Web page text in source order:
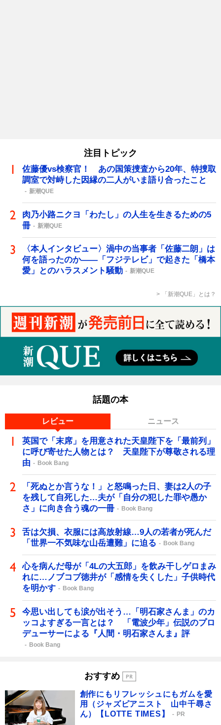
注目トピック
佐藤優vs検察官！ あの国策捜査から20年、特捜取
調室で対峙した因縁の二人がいま語り合ったこと
新潮QUE
肉乃小路ニクヨ「わたし」の人生を生きるための5
冊
新潮QUE
〈本人インタビュー〉渦中の当事者「佐藤二朗」は
何を語ったのか――「フジテレビ」で起きた「橋本
愛」とのハラスメント騒動
新潮QUE
「新潮QUE」とは？
話題の本
レビュー ニュース
英国で「末席」を用意された天皇陛下を「最前列」
に呼び寄せた人物とは？ 天皇陛下が尊敬される理
由
Book Bang
「死ぬとか言うな！」と怒鳴った日、妻は2人の子
を残して自死した…夫が「自分の犯した罪や愚か
さ」に向き合う魂の一冊
Book Bang
舌は欠損、衣服には高放射線…9人の若者が死んだ
「世界一不気味な山岳遭難」に迫る
Book Bang
心を病んだ母が「4Lの大五郎」を飲み干しゲロまみ
れに…ノブコブ徳井が「感情を失くした」子供時代
を明かす
Book Bang
今思い出しても涙が出そう…「明石家さんま」のカ
ッコよすぎる一言とは？ 「電波少年」伝説のプロ
デューサーによる『人間・明石家さんま』評
Book Bang
おすすめ
創作にもリフレッシュにもガムを愛
用（ジャズピアニスト 山中千尋さ
ん）【LOTTE TIMES】
PR